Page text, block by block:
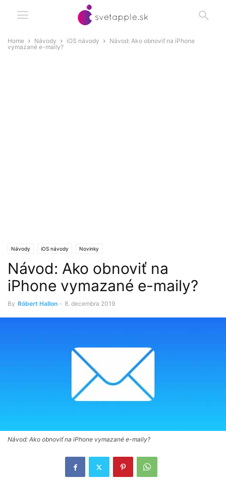
Home Návody iOS návody
Návod: Ako obnoviť na iPhone
vymazané e-maily?
Návody iOS návody Novinky
Návod: Ako obnoviť na
iPhone vymazané e-maily?
By Róbert Hallon - 8. decembra 2019
Návod: Ako obnoviť na iPhone vymazané e-maily?